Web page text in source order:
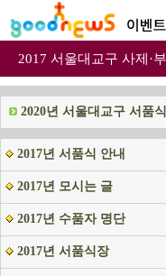
2017 서울대교구 사제·
2020년 서울대교구 서품식
2017년 서품식 안내
2017년 모시는 글
2017년 수품자 명단
2017년 서품식장